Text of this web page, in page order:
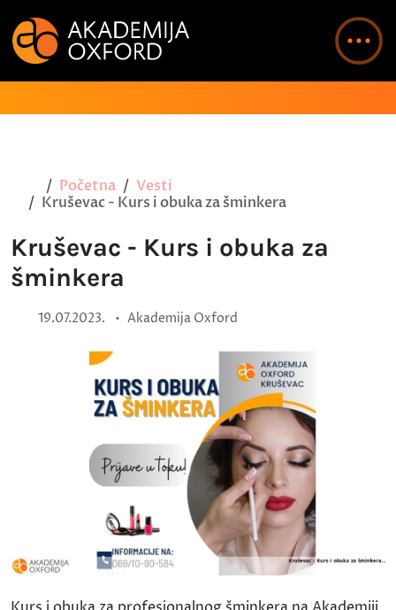
Početna
Vesti
Kruševac - Kurs i obuka za šminkera
Kruševac - Kurs i obuka za
šminkera
19.07.2023. • Akademija Oxford